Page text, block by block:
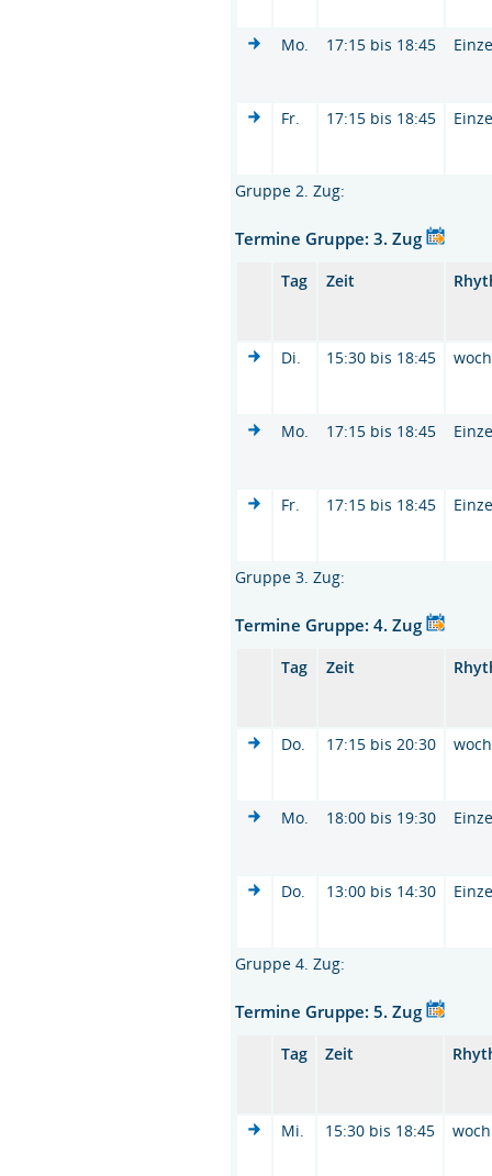
Mo. 17:15 bis 18:45
Fr. 17:15 bis 18:45
Gruppe 2. Zug:
Termine Gruppe: 3. Zug
Tag Zeit
Di. 15:30 bis 18:45 woch
Mo. 17:15 bis 18:45
Fr. 17:15 bis 18:45
Gruppe 3. Zug:
Termine Gruppe: 4. Zug
Tag Zeit
Do. 17:15 bis 20:30 woch
Mo. 18:00 bis 19:30
Do. 13:00 bis 14:30
Gruppe 4. Zug:
Termine Gruppe: 5. Zug
Tag Zeit
Mi. 15:30 bis 18:45 woch